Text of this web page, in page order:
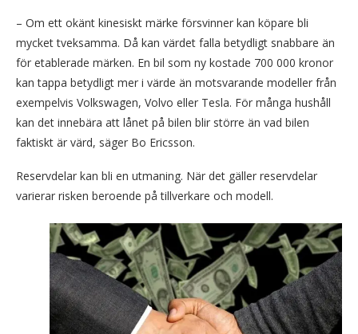
– Om ett okänt kinesiskt märke försvinner kan köpare bli
mycket tveksamma. Då kan värdet falla betydligt snabbare än
för etablerade märken. En bil som ny kostade 700 000 kronor
kan tappa betydligt mer i värde än motsvarande modeller från
exempelvis Volkswagen, Volvo eller Tesla. För många hushåll
kan det innebära att lånet på bilen blir större än vad bilen
faktiskt är värd, säger Bo Ericsson.
Reservdelar kan bli en utmaning. När det gäller reservdelar
varierar risken beroende på tillverkare och modell.